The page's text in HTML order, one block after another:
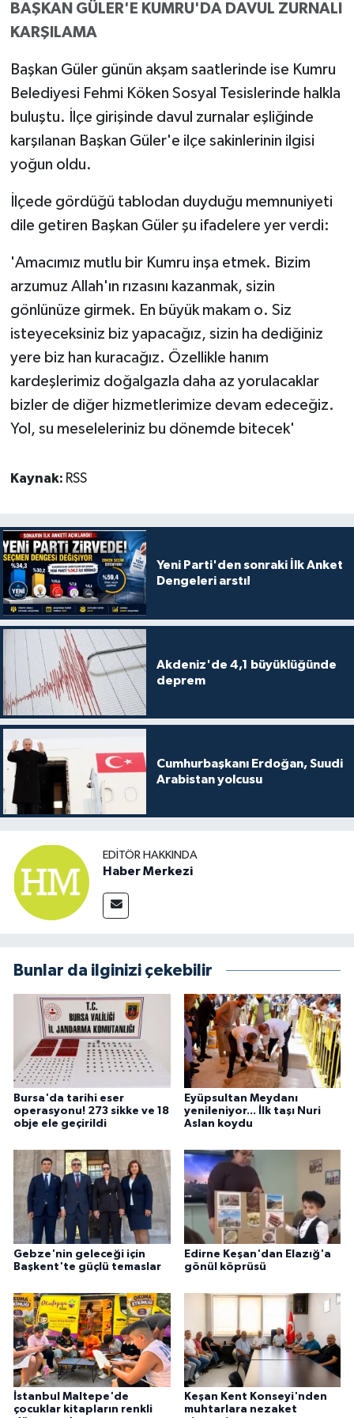
BAŞKAN GÜLER'E KUMRU'DA DAVUL ZURNALI
KARŞILAMA
Başkan Güler günün akşam saatlerinde ise Kumru
Belediyesi Fehmi Köken Sosyal Tesislerinde halkla
buluştu. İlçe girişinde davul zurnalar eşliğinde
karşılanan Başkan Güler'e ilçe sakinlerinin ilgisi
yoğun oldu.
İlçede gördüğü tablodan duyduğu memnuniyeti
dile getiren Başkan Güler şu ifadelere yer verdi:
'Amacımız mutlu bir Kumru inşa etmek. Bizim
arzumuz Allah'ın rızasını kazanmak, sizin
gönlünüze girmek. En büyük makam o. Siz
isteyeceksiniz biz yapacağız, sizin ha dediğiniz
yere biz han kuracağız. Özellikle hanım
kardeşlerimiz doğalgazla daha az yorulacaklar
bizler de diğer hizmetlerimize devam edeceğiz.
Yol, su meseleleriniz bu dönemde bitecek'
Kaynak: RSS
Yeni Parti'den sonraki İlk Anket
Dengeleri arstı!
Akdeniz'de 4,1 büyüklüğünde
deprem
Cumhurbaşkanı Erdoğan, Suudi
Arabistan yolcusu
EDITÖR HAKKINDA
Haber Merkezi
Bunlar da ilginizi çekebilir
Bursa'da tarihi eser
operasyonu! 273 sikke ve 18
obje ele geçirildi
Eyüpsultan Meydanı
yenileniyor... İlk taşı Nuri
Aslan koydu
Gebze'nin geleceği için
Başkent'te güçlü temaslar
Edirne Keşan'dan Elazığ'a
gönül köprüsü
İstanbul Maltepe'de
çocuklar kitapların renkli
Keşan Kent Konseyi'nden
muhtarlara nezaket